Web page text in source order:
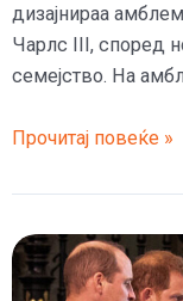
дизајнираа
Чарлс III, според
семејство. На
Поранешен
за
дизајн
на
Епл
Прочитај повеќе »